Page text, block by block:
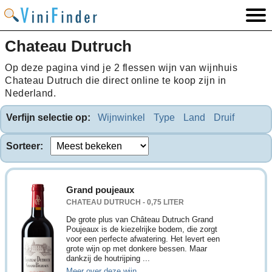
Chateau Dutruch
Op deze pagina vind je 2 flessen wijn van wijnhuis
Chateau Dutruch die direct online te koop zijn in
Nederland.
Verfijn selectie op: Wijnwinkel Type Land Druif
Sorteer:
Grand poujeaux
CHATEAU DUTRUCH - 0,75 LITER
De grote plus van Château Dutruch Grand
Poujeaux is de kiezelrijke bodem, die zorgt
voor een perfecte afwatering. Het levert een
grote wijn op met donkere bessen. Maar
dankzij de houtrijping ...